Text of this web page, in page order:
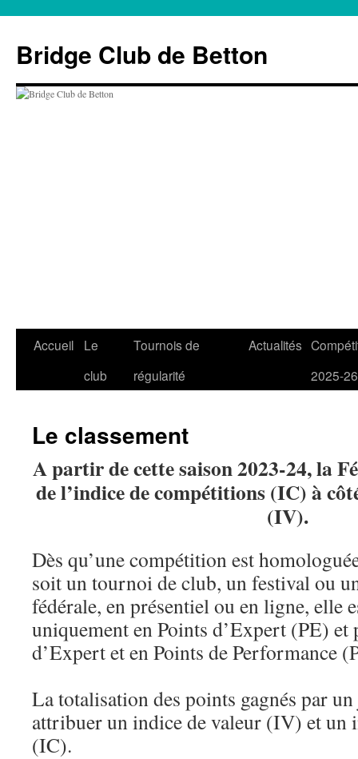
contenu
Bridge Club de Betton
Accueil
Le
club
Tournois de
régularité
Actualités
2025-26
Le classement
A partir de cette saison 2023-24, la
de l’indice de compétitions (IC) à
(IV).
Dès qu’une compétition est
soit un tournoi de club, un festival ou
fédérale, en présentiel ou en ligne, elle
uniquement en Points d’Expert (PE) et
d’Expert et en Points de Performance
La totalisation des points gagnés par
attribuer un indice de valeur (IV) et un
(IC).